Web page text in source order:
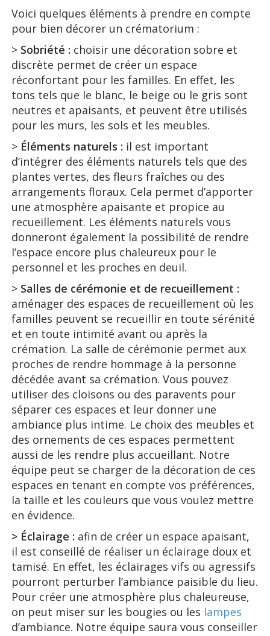
Voici quelques éléments à prendre en compte
pour bien décorer un crématorium :
> Sobriété : choisir une décoration sobre et
discrète permet de créer un espace
réconfortant pour les familles. En effet, les
tons tels que le blanc, le beige ou le gris sont
neutres et apaisants, et peuvent être utilisés
pour les murs, les sols et les meubles.
> Éléments naturels : il est important
d’intégrer des éléments naturels tels que des
plantes vertes, des fleurs fraîches ou des
arrangements floraux. Cela permet d’apporter
une atmosphère apaisante et propice au
recueillement. Les éléments naturels vous
donneront également la possibilité de rendre
l’espace encore plus chaleureux pour le
personnel et les proches en deuil.
> Salles de cérémonie et de recueillement :
aménager des espaces de recueillement où les
familles peuvent se recueillir en toute sérénité
et en toute intimité avant ou après la
crémation. La salle de cérémonie permet aux
proches de rendre hommage à la personne
décédée avant sa crémation. Vous pouvez
utiliser des cloisons ou des paravents pour
séparer ces espaces et leur donner une
ambiance plus intime. Le choix des meubles et
des ornements de ces espaces permettent
aussi de les rendre plus accueillant. Notre
équipe peut se charger de la décoration de ces
espaces en tenant en compte vos préférences,
la taille et les couleurs que vous voulez mettre
en évidence.
> Éclairage : afin de créer un espace apaisant,
il est conseillé de réaliser un éclairage doux et
tamisé. En effet, les éclairages vifs ou agressifs
pourront perturber l’ambiance paisible du lieu.
Pour créer une atmosphère plus chaleureuse,
on peut miser sur les bougies ou les lampes
d’ambiance. Notre équipe saura vous conseiller